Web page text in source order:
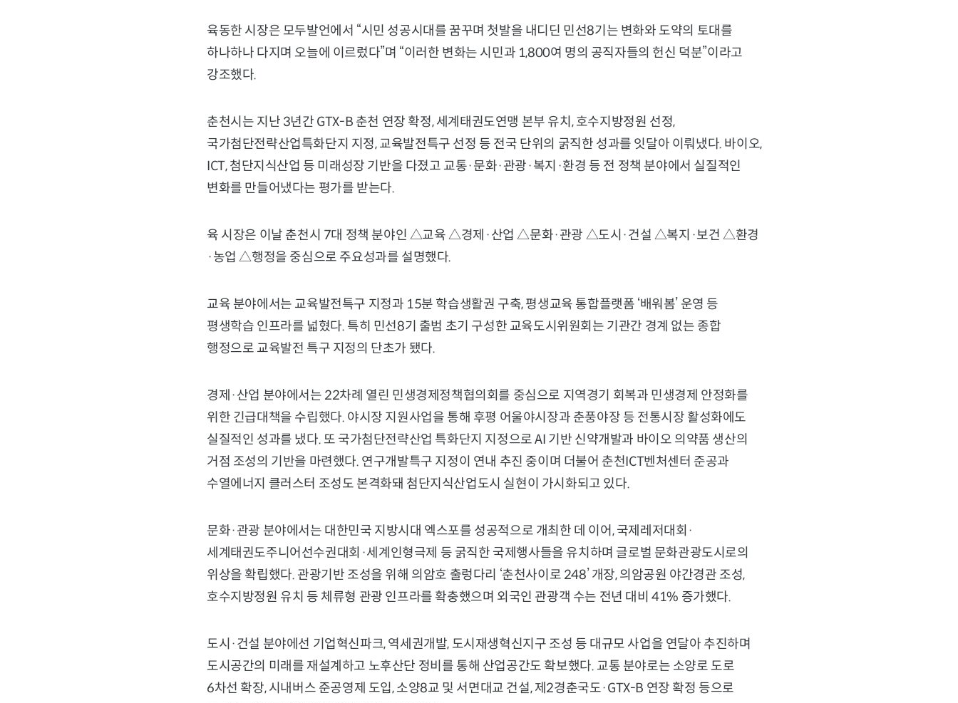
육동한 시장은 모두발언에서 “시민 성공시대를 꿈꾸며 첫발을 내디딘 민선8기는 변화와 도약의 토대를
하나하나 다지며 오늘에 이르렀다”며 “이러한 변화는 시민과 1,800여 명의 공직자들의 헌신 덕분”이라고
강조했다.
춘천시는 지난 3년간 GTX-B 춘천 연장 확정, 세계태권도연맹 본부 유치, 호수지방정원 선정,
국가첨단전략산업특화단지 지정, 교육발전특구 선정 등 전국 단위의 굵직한 성과를 잇달아 이뤄냈다. 바이오,
ICT, 첨단지식산업 등 미래성장 기반을 다졌고 교통·문화·관광·복지·환경 등 전 정책 분야에서 실질적인
변화를 만들어냈다는 평가를 받는다.
육 시장은 이날 춘천시 7대 정책 분야인 △교육 △경제·산업 △문화·관광 △도시·건설 △복지·보건 △환경
·농업 △행정을 중심으로 주요성과를 설명했다.
교육 분야에서는 교육발전특구 지정과 15분 학습생활권 구축, 평생교육 통합플랫폼 ‘배워봄’ 운영 등
평생학습 인프라를 넓혔다. 특히 민선8기 출범 초기 구성한 교육도시위원회는 기관간 경계 없는 종합
행정으로 교육발전 특구 지정의 단초가 됐다.
경제·산업 분야에서는 22차례 열린 민생경제정책협의회를 중심으로 지역경기 회복과 민생경제 안정화를
위한 긴급대책을 수립했다. 야시장 지원사업을 통해 후평 어울야시장과 춘풍야장 등 전통시장 활성화에도
실질적인 성과를 냈다. 또 국가첨단전략산업 특화단지 지정으로 AI 기반 신약개발과 바이오 의약품 생산의
거점 조성의 기반을 마련했다. 연구개발특구 지정이 연내 추진 중이며 더불어 춘천ICT벤처센터 준공과
수열에너지 클러스터 조성도 본격화돼 첨단지식산업도시 실현이 가시화되고 있다.
문화·관광 분야에서는 대한민국 지방시대 엑스포를 성공적으로 개최한 데 이어, 국제레저대회·
세계태권도주니어선수권대회·세계인형극제 등 굵직한 국제행사들을 유치하며 글로벌 문화관광도시로의
위상을 확립했다. 관광기반 조성을 위해 의암호 출렁다리 ‘춘천사이로 248’ 개장, 의암공원 야간경관 조성,
호수지방정원 유치 등 체류형 관광 인프라를 확충했으며 외국인 관광객 수는 전년 대비 41% 증가했다.
도시·건설 분야에선 기업혁신파크, 역세권개발, 도시재생혁신지구 조성 등 대규모 사업을 연달아 추진하며
도시공간의 미래를 재설계하고 노후산단 정비를 통해 산업공간도 확보했다. 교통 분야로는 소양로 도로
6차선 확장, 시내버스 준공영제 도입, 소양8교 및 서면대교 건설, 제2경춘국도·GTX-B 연장 확정 등으로